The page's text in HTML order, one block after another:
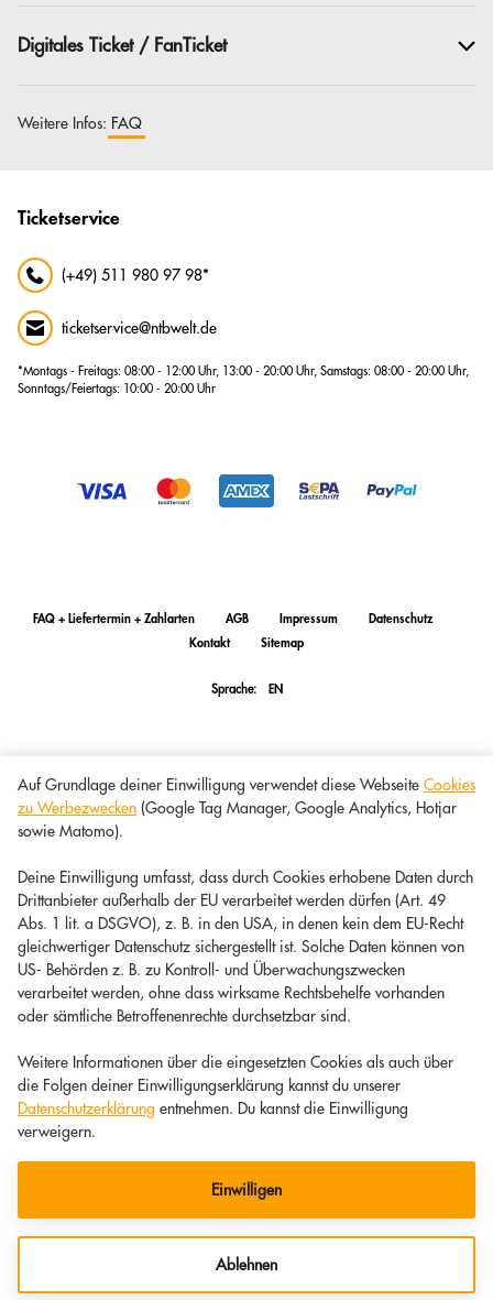
Digitales Ticket / FanTicket
Weitere Infos: FAQ
Ticketservice
(+49) 511 980 97 98*
ticketservice@ntbwelt.de
*Montags - Freitags: 08:00 - 12:00 Uhr, 13:00 - 20:00 Uhr, Samstags: 08:00 - 20:00 Uhr,
Sonntags/Feiertags: 10:00 - 20:00 Uhr
FAQ + Liefertermin + Zahlarten AGB Impressum
Datenschutz
Kontakt
Sitemap
Sprache: EN
Auf Grundlage deiner Einwilligung verwendet diese Webseite Cookies
zu Werbezwecken (Google Tag Manager, Google Analytics, Hotjar
sowie Matomo).
Deine Einwilligung umfasst, dass durch Cookies erhobene Daten durch
Drittanbieter außerhalb der EU verarbeitet werden dürfen (Art. 49
Abs. 1 lit. a DSGVO), z. B. in den USA, in denen kein dem EU-Recht
gleichwertiger Datenschutz sichergestellt ist. Solche Daten können von
US- Behörden z. B. zu Kontroll- und Überwachungszwecken
verarbeitet werden, ohne dass wirksame Rechtsbehelfe vorhanden
oder sämtliche Betroffenenrechte durchsetzbar sind.
Weitere Informationen über die eingesetzten Cookies als auch über
die Folgen deiner Einwilligungserklärung kannst du unserer
Datenschutzerklärung entnehmen. Du kannst die Einwilligung
verweigern.
Einwilligen
Ablehnen